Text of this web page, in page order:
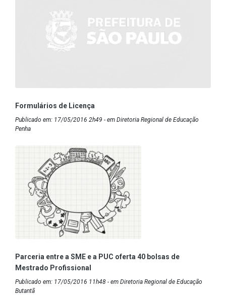
Formulários de Licença
Publicado em: 17/05/2016 2h49 - em Diretoria Regional de Educação
Penha
Parceria entre a SME e a PUC oferta 40 bolsas de
Mestrado Profissional
Publicado em: 17/05/2016 11h48 - em Diretoria Regional de Educação
Butantã